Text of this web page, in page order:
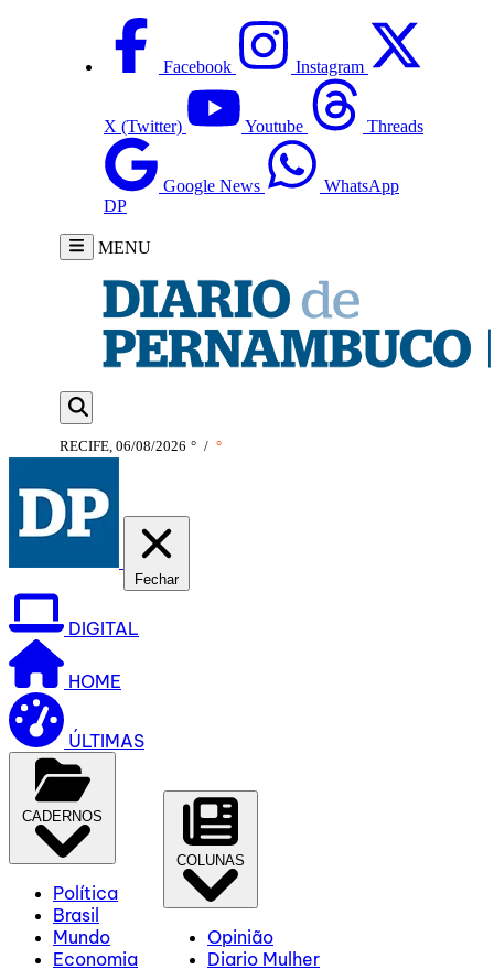
Facebook Instagram
X (Twitter) Youtube Threads
Google News
WhatsApp
DP
MENU
RECIFE, 06/08/2026 ° / °
Fechar
DIGITAL
HOME
ÚLTIMAS
CADERNOS
Política
Brasil
Mundo
Economia
COLUNAS
Opinião
Diario Mulher